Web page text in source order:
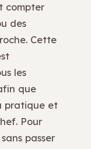
compter
des
Cette
les
que
pratique et
Pour
passer